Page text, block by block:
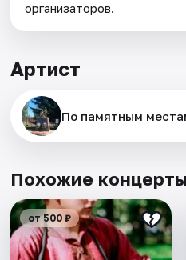
организаторов.
Артист
По памятным
Похожие
от 500 ₽